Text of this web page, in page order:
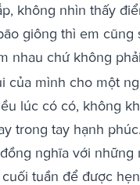
không nhìn thấy
giông thì em
nhau chứ không
của mình cho một
lúc có có, không
trong tay hạnh
nghĩa với những
tuần để được